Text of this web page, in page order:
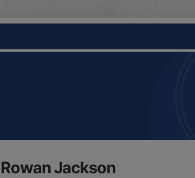
Rowan Jackson